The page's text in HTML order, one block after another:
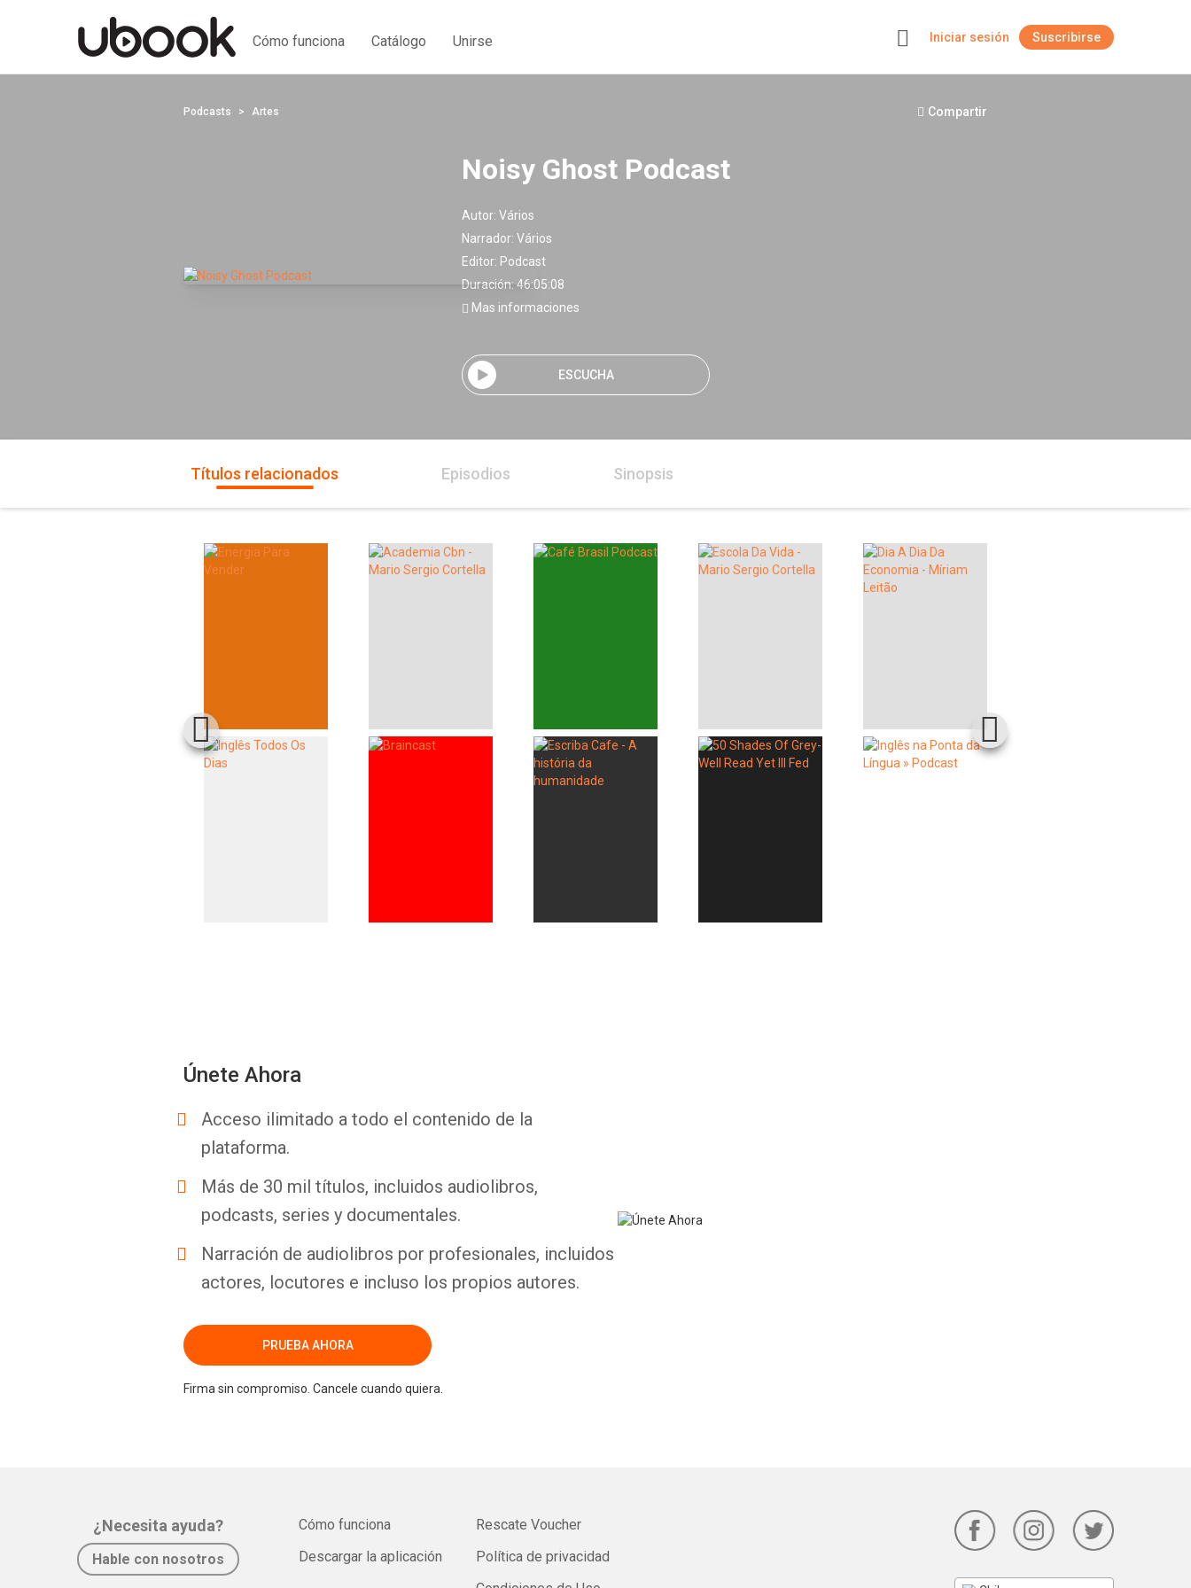
Cómo funciona Catálogo Unirse Iniciar sesión Suscribirse
Podcasts Artes Compartir
Noisy Ghost Podcast
Autor: Vários
Narrador: Vários
Editor: Podcast
Duración: 46:05:08
Mas informaciones
ESCUCHA
Títulos relacionados Episodios Sinopsis
Únete Ahora
Acceso ilimitado a todo el contenido de la
plataforma.
Más de 30 mil títulos, incluidos audiolibros,
podcasts, series y documentales.
Narración de audiolibros por profesionales, incluidos
actores, locutores e incluso los propios autores.
PRUEBA AHORA
Firma sin compromiso. Cancele cuando quiera.
¿Necesita ayuda?
Hable con nosotros
Cómo funciona
Descargar la aplicación
Rescate Voucher
Política de privacidad